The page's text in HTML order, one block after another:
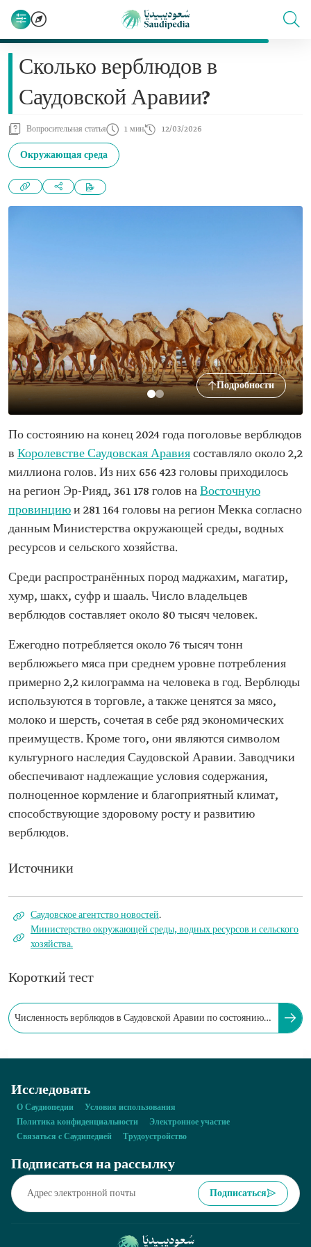
Сколько верблюдов в
Саудовской Аравии?
Вопросительная статья 1 мин 12/03/2026
Окружающая среда
Подробности
По состоянию на конец 2024 года поголовье верблюдов
в Королевстве Саудовская Аравиясоставляло около 2,2
миллиона голов. Из них 656 423 головы приходилось
на регион Эр-Рияд, 361 178 голов наВосточную
провинциюи 281 164 головы на регион Мекка согласно
данным Министерства окружающей среды, водных
ресурсов и сельского хозяйства.
Среди распространённых пород маджахим, магатир,
хумр, шакх, суфр и шааль. Число владельцев
верблюдов составляет около 80 тысяч человек.
Ежегодно потребляется около 76 тысяч тонн
верблюжьего мяса при среднем уровне потребления
примерно 2,2 килограмма на человека в год. Верблюды
используются в торговле, а также ценятся за мясо,
молоко и шерсть, сочетая в себе ряд экономических
преимуществ. Кроме того, они являются символом
культурного наследия Саудовской Аравии. Заводчики
обеспечивают надлежащие условия содержания,
полноценное кормление и благоприятный климат,
способствующие здоровому росту и развитию
верблюдов.
Источники
Саудовское агентство новостей.
Министерство окружающей среды, водных ресурсов и сельского
хозяйства.
Короткий тест
Численность верблюдов в Саудовской Аравии по состоянию
Исследовать
О Саудиопедии
Условия использования
Политика конфиденциальности
Электронное участие
Связаться с Саудипедией
Трудоустройство
Подписаться на рассылку
Подписаться